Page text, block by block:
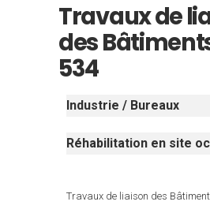
Travaux de
des
534
Industrie / Bureaux
Réhabilitation en site
Travaux de liaison des